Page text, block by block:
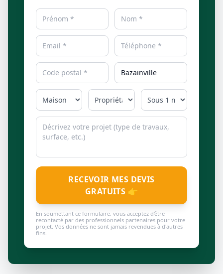
RECEVOIR MES DEVIS
GRATUITS 👉
En soumettant ce formulaire, vous acceptez d'être
recontacté par des professionnels partenaires pour votre
projet. Vos données ne sont jamais revendues à d'autres
fins.